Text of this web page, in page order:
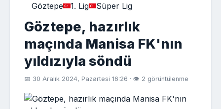
Göztepe 1. Lig Süper Lig
Göztepe, hazırlık
maçında Manisa FK'nın
yıldızıyla söndü
📅 30 Aralık 2024, Pazartesi 16:26 · 👁 2 görüntülenme